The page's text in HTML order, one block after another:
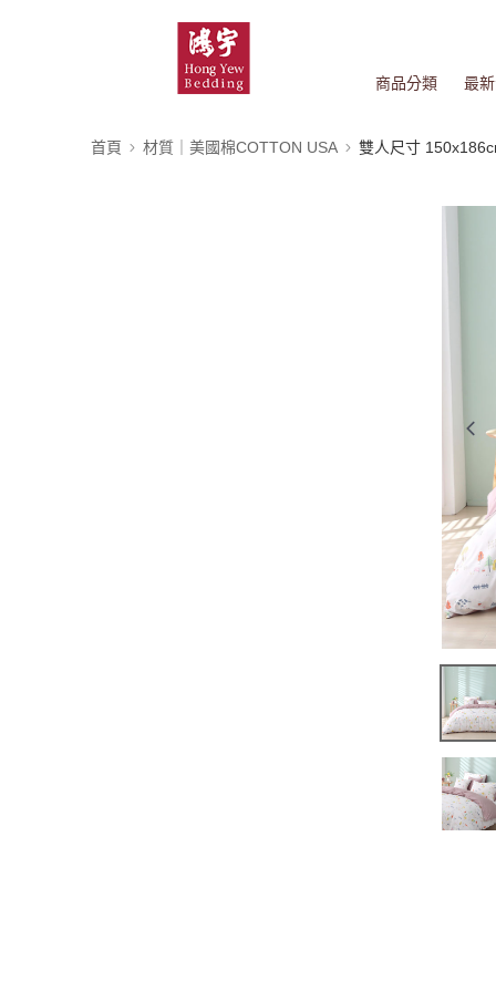
商品分類 最
首頁 材質｜美國棉COTTON USA 雙人尺寸